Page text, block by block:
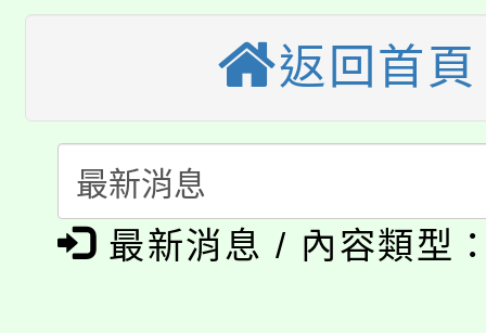
半價優惠，詳情可洽有
者。
大園自造教育及科技中
份教師增能研習
大溪自造教育及科技
份教師研習
淨零綠生活教案入校路
會
115年食農教育專業人
程
「本色祭」8/29、30在
返回首頁
最新消息 / 內容類型